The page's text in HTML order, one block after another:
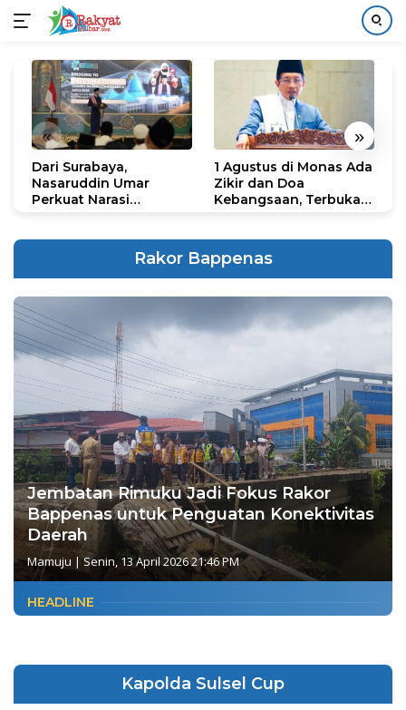
konten
« »
Dari Surabaya,
Nasaruddin Umar
Perkuat Narasi
1 Agustus di Monas Ada
Zikir dan Doa
Kebangsaan, Terbuka
Rakor Bappenas
Jembatan Rimuku Jadi Fokus Rakor
Bappenas untuk Penguatan Konektivitas
Daerah
Mamuju |Senin, 13 April 2026 21:46 PM
HEADLINE
Kapolda Sulsel Cup